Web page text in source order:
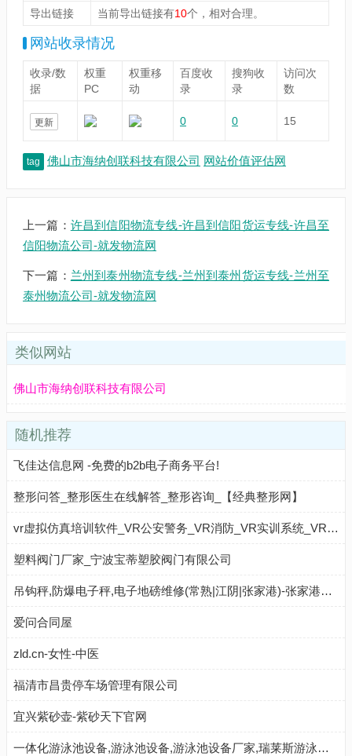
导出链接
当前导出链接有10个，相对合理。
网站收录情况
收录/数
据
权重
PC
权重移
动
百度收
录
搜狗收
录
访问次
数
更新 0 0 15
tag 佛山市海纳创联科技有限公司 网站价值评估网
上一篇： 许昌到信阳物流专线-许昌到信阳货运专线-许昌至
信阳物流公司-就发物流网
下一篇： 兰州到泰州物流专线-兰州到泰州货运专线-兰州至
泰州物流公司-就发物流网
类似网站
佛山市海纳创联科技有限公司
随机推荐
飞佳达信息网 -免费的b2b电子商务平台!
整形问答_整形医生在线解答_整形咨询_【经典整形网】
vr虚拟仿真培训软件_VR公安警务_VR消防_VR实训系统_VR多人对战
塑料阀门厂家_宁波宝蒂塑胶阀门有限公司
吊钩秤,防爆电子秤,电子地磅维修(常熟|江阴|张家港)-张家港友声称重设备有限公司
爱问合同屋
zld.cn-女性-中医
福清市昌贵停车场管理有限公司
宜兴紫砂壶-紫砂天下官网
一体化游泳池设备,游泳池设备,游泳池设备厂家,瑞莱斯游泳池设备厂家官网